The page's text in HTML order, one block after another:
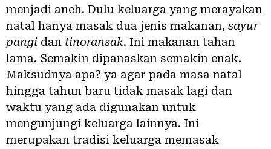
menjadi aneh. Dulu keluarga yang merayakan
natal hanya masak dua jenis makanan, sayur
pangi dan tinoransak. Ini makanan tahan
lama. Semakin dipanaskan semakin enak.
Maksudnya apa? ya agar pada masa natal
hingga tahun baru tidak masak lagi dan
waktu yang ada digunakan untuk
mengunjungi keluarga lainnya. Ini
merupakan tradisi keluarga memasak